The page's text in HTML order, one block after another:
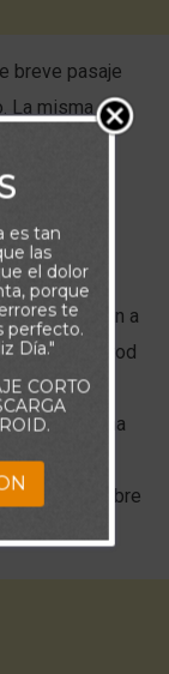
breve pasaje
La misma
traer un
una
nunca
Dios y traerán a
sobre Nimrod
que
una
y
sobre
es tan
las
el dolor
porque
te
perfecto.
Día."
CORTO